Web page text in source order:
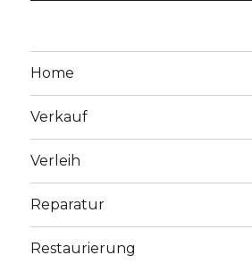
Home
Verkauf
Verleih
Reparatur
Restaurierung